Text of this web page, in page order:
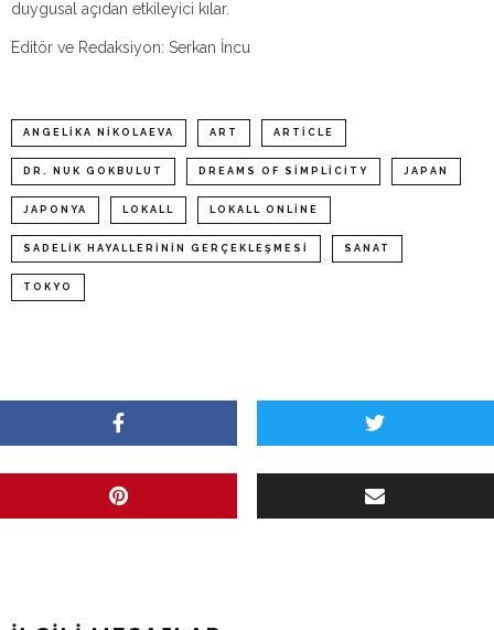
duygusal açıdan etkileyici kılar.
Editör ve Redaksiyon: Serkan İncu
ANGELIKA NIKOLAEVA ART ARTICLE
DR. NUK GOKBULUT DREAMS OF SIMPLICITY JAPAN
JAPONYA LOKALL LOKALL ONLINE
SADELIK HAYALLERININ GERÇEKLEŞMESI SANAT
TOKYO